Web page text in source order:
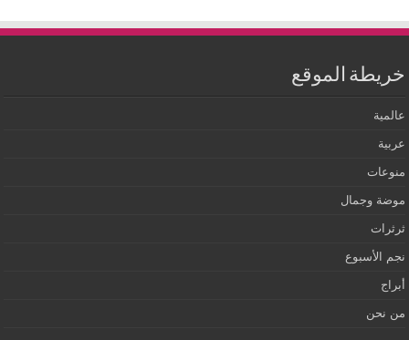
خريطة الموقع
عالمية
عربية
منوعات
موضة وجمال
ثرثرات
نجم الأسبوع
أبراج
من نحن